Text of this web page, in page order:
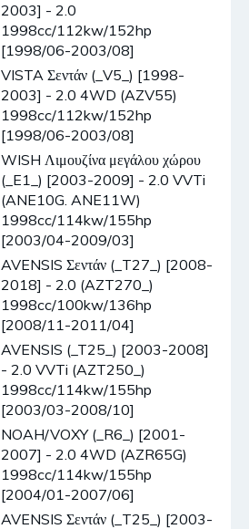
2003] - 2.0
1998cc/112kw/152hp
[1998/06-2003/08]
VISTA Σεντάν (_V5_) [1998-
2003] - 2.0 4WD (AZV55)
1998cc/112kw/152hp
[1998/06-2003/08]
WISH Λιμουζίνα μεγάλου χώρου
(_E1_) [2003-2009] - 2.0 VVTi
(ANE10G. ANE11W)
1998cc/114kw/155hp
[2003/04-2009/03]
AVENSIS Σεντάν (_T27_) [2008-
2018] - 2.0 (AZT270_)
1998cc/100kw/136hp
[2008/11-2011/04]
AVENSIS (_T25_) [2003-2008]
- 2.0 VVTi (AZT250_)
1998cc/114kw/155hp
[2003/03-2008/10]
NOAH/VOXY (_R6_) [2001-
2007] - 2.0 4WD (AZR65G)
1998cc/114kw/155hp
[2004/01-2007/06]
AVENSIS Σεντάν (_T25_) [2003-